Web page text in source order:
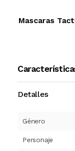
Mascaras
Detalles
Género
Personaje